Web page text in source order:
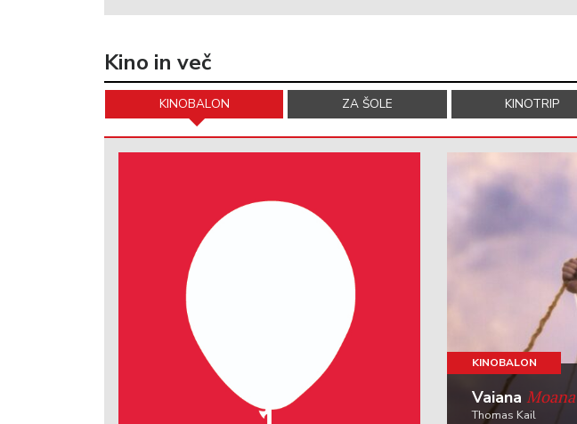
Kino in več
KINOBALON ZA ŠOLE KINOTRIP
KINOBALON
VaianaMoana
Thomas Kail